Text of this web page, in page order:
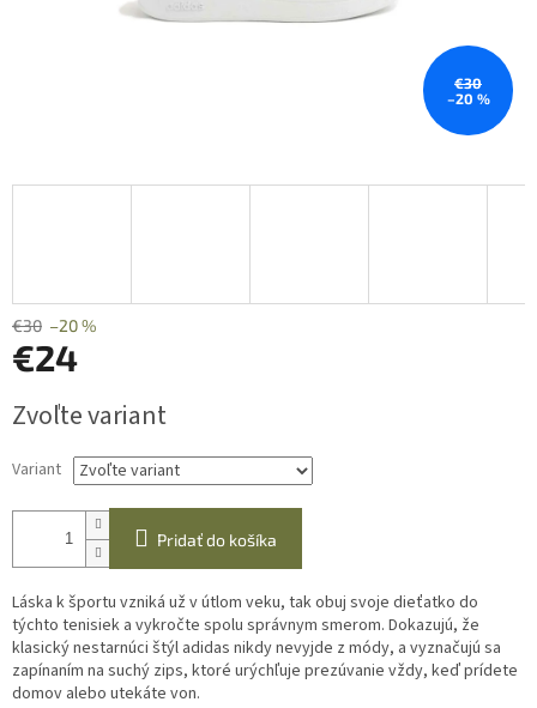
€30
–20 %
€30 –20 %
€24
cena:
Zvoľte variant
Variant
Pridať do košíka
Láska k športu vzniká už v útlom veku, tak obuj svoje dieťatko do
týchto tenisiek a vykročte spolu správnym smerom. Dokazujú, že
klasický nestarnúci štýl adidas nikdy nevyjde z módy, a vyznačujú sa
zapínaním na suchý zips, ktoré urýchľuje prezúvanie vždy, keď prídete
domov alebo utekáte von.